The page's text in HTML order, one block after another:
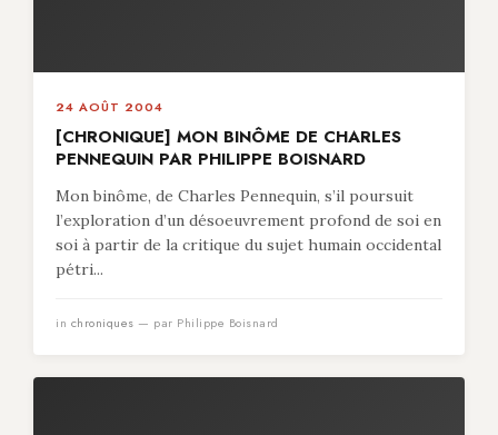
24 AOÛT 2004
[CHRONIQUE] MON BINÔME DE CHARLES
PENNEQUIN PAR PHILIPPE BOISNARD
Mon binôme, de Charles Pennequin, s’il poursuit
l’exploration d’un désoeuvrement profond de soi en
soi à partir de la critique du sujet humain occidental
pétri...
in chroniques — par Philippe Boisnard